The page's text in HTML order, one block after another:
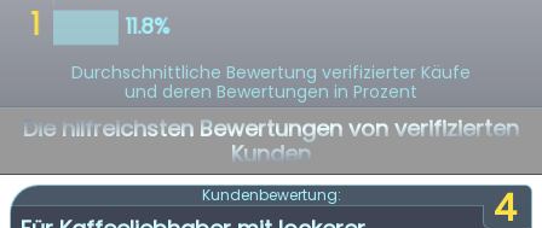
Durchschnittliche Bewertung verifizierter Käufe
und deren Bewertungen in Prozent
Die hilfreichsten Bewertungen von verifizierten
Kunden
4
Kundenbewertung: